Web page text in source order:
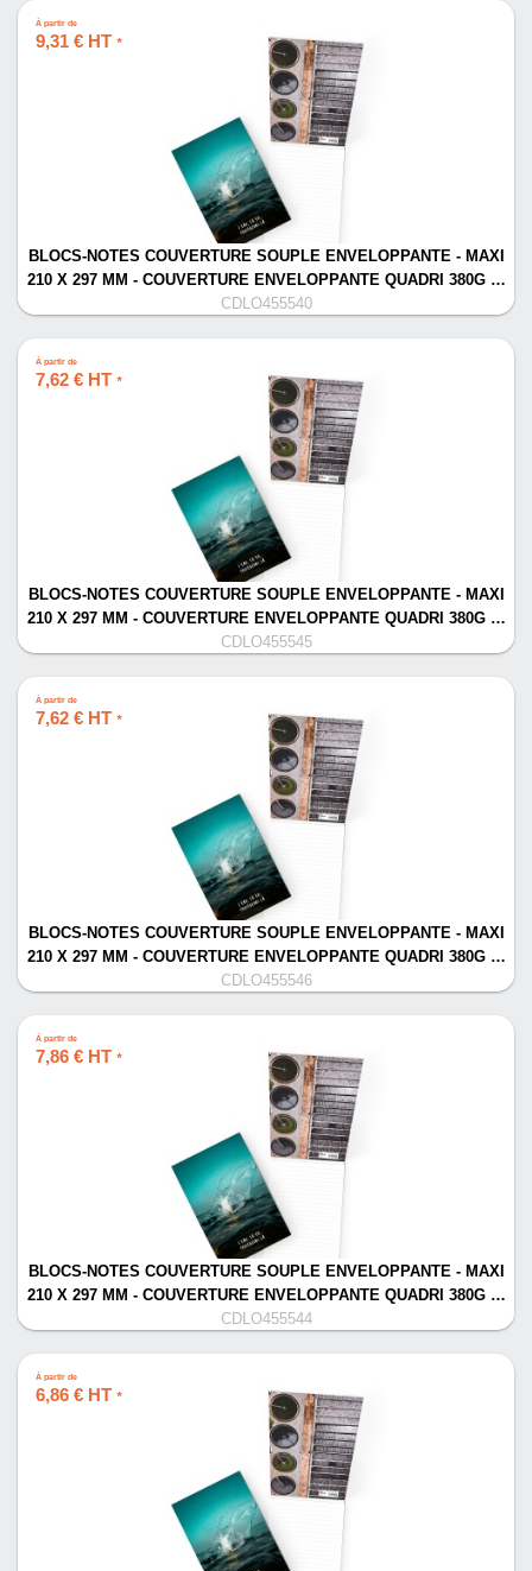
À partir de
9,31 € HT *
BLOCS-NOTES COUVERTURE SOUPLE ENVELOPPANTE - MAXI
210 X 297 MM - COUVERTURE ENVELOPPANTE QUADRI 380G …
CDLO455540
À partir de
7,62 € HT *
BLOCS-NOTES COUVERTURE SOUPLE ENVELOPPANTE - MAXI
210 X 297 MM - COUVERTURE ENVELOPPANTE QUADRI 380G …
CDLO455545
À partir de
7,62 € HT *
BLOCS-NOTES COUVERTURE SOUPLE ENVELOPPANTE - MAXI
210 X 297 MM - COUVERTURE ENVELOPPANTE QUADRI 380G …
CDLO455546
À partir de
7,86 € HT *
BLOCS-NOTES COUVERTURE SOUPLE ENVELOPPANTE - MAXI
210 X 297 MM - COUVERTURE ENVELOPPANTE QUADRI 380G …
CDLO455544
À partir de
6,86 € HT *